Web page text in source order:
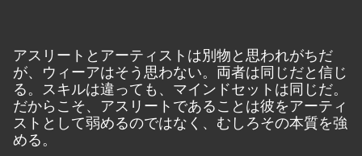
アスリートとアーティストは別物と思われがちだ
が、ウィーアはそう思わない。両者は同じだと信じ
る。スキルは違っても、マインドセットは同じだ。
だからこそ、アスリートであることは彼をアーティ
ストとして弱めるのではなく、むしろその本質を強
める。